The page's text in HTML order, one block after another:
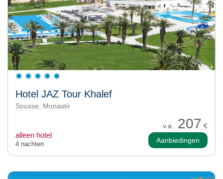
Hotel JAZ Tour Khalef
Sousse, Monastir
v.a. 207 €
alleen hotel
4 nachten Aanbiedingen